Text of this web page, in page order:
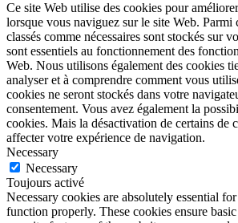
Ce site Web utilise des cookies pour
lorsque vous naviguez sur le site Web. Parmi
classés comme nécessaires sont stockés sur
sont essentiels au fonctionnement des
Web. Nous utilisons également des cookies
analyser et à comprendre comment vous
cookies ne seront stockés dans votre
consentement. Vous avez également la
cookies. Mais la désactivation de certains de
affecter votre expérience de navigation.
Necessary
Necessary
Toujours activé
Necessary cookies are absolutely essential
function properly. These cookies ensure